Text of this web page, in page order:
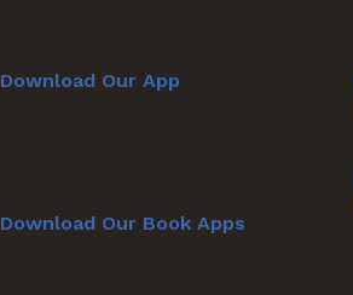
Download Our App
Download Our Book Apps